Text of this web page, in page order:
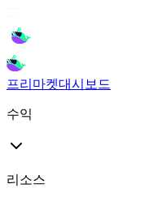
프리마켓대시보드
수익
리소스